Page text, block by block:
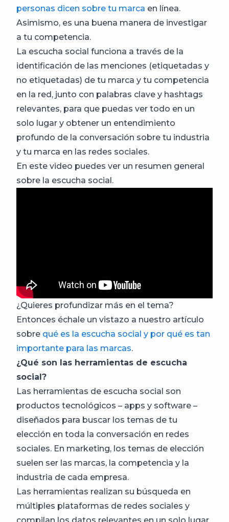
personas dicen sobre tu marca en línea.
Asimismo, es una buena manera de investigar
a tu competencia.
La escucha social funciona a través de la
identificación de las menciones (etiquetadas y
no etiquetadas) de tu marca y tu competencia
en la red, junto con palabras clave y hashtags
relevantes, para que puedas ver todo en un
solo lugar y obtener un entendimiento
profundo de la conversación sobre tu industria
y tu marca en las redes sociales.
En este video puedes ver un resumen general
sobre la escucha social.
¿Quieres profundizar más en el tema?
Entonces échale un vistazo a nuestro artículo
sobre qué es la escucha social y por qué es tan
importante para las marcas.
¿Qué son las herramientas de escucha
social?
Las herramientas de escucha social son
productos tecnológicos – apps y software –
diseñados para buscar los temas de tu
elección en toda la conversación en redes
sociales. En marketing, los temas de elección
suelen ser las marcas, la competencia y la
industria de cada empresa.
Las herramientas realizan su búsqueda en
múltiples plataformas de redes sociales y